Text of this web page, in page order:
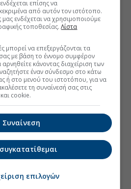
επίσης να
από αυτόν τον ιστότοπο.
μας ενδέχεται να χρησιμοποιούμε
τοποθεσίας.Λίστα
μπορεί να επεξεργάζονται τα
με βάση το έννομο συμφέρον
κάνοντας διαχείριση των
έναν σύνδεσμο στο κάτω
ή στο μενού του ιστοτόπου, για να
τη συναίνεσή σας στις
cookie.
Συναίνεση
επιλογών